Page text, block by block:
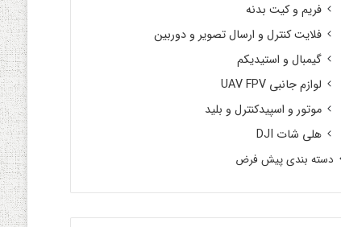
فریم و کیت بدنه
فلایت کنترل و ارسال تصویر و دوربین
گیمبال و استیدیکم
لوازم جانبی UAV FPV
موتور و اسپیدکنترل و بلید
هلی شات DJI
دسته بندی پیش فرض